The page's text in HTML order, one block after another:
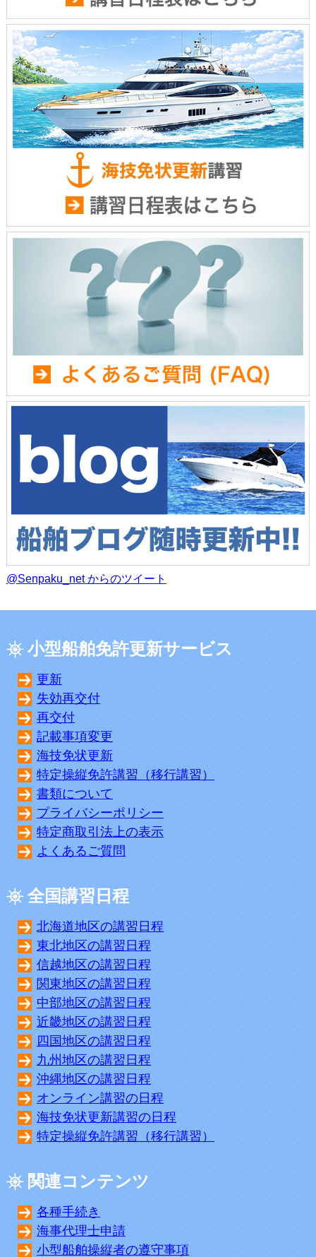
@Senpaku_net からのツイート
小型船舶免許更新サービス
更新
失効再交付
再交付
記載事項変更
海技免状更新
特定操縦免許講習（移行講習）
書類について
プライバシーポリシー
特定商取引法上の表示
よくあるご質問
全国講習日程
北海道地区の講習日程
東北地区の講習日程
信越地区の講習日程
関東地区の講習日程
中部地区の講習日程
近畿地区の講習日程
四国地区の講習日程
九州地区の講習日程
沖縄地区の講習日程
オンライン講習の日程
海技免状更新講習の日程
特定操縦免許講習（移行講習）
関連コンテンツ
各種手続き
海事代理士申請
小型船舶操縦者の遵守事項